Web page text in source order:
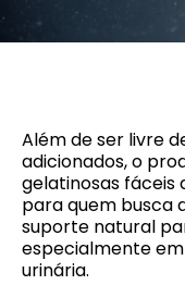
Além de ser livre
adicionados, o
gelatinosas fáceis
para quem busca
suporte natural
especialmente
urinária.